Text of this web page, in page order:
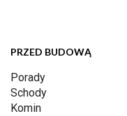
PRZED BUDOWĄ
Porady
Schody
Komin